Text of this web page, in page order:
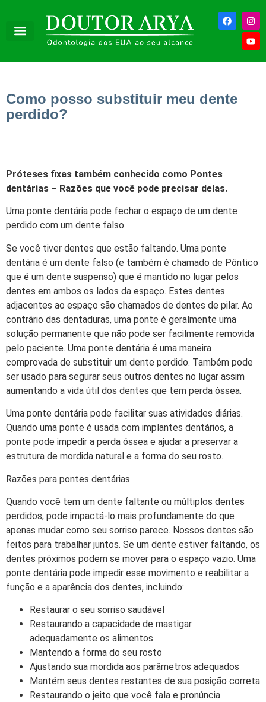
Como posso substituir meu dente
perdido?
Próteses fixas também conhecido como Pontes
dentárias – Razões que você pode precisar delas.
Uma ponte dentária pode fechar o espaço de um dente
perdido com um dente falso.
Se você tiver dentes que estão faltando. Uma ponte
dentária é um dente falso (e também é chamado de Pôntico
que é um dente suspenso) que é mantido no lugar pelos
dentes em ambos os lados da espaço. Estes dentes
adjacentes ao espaço são chamados de dentes de pilar. Ao
contrário das dentaduras, uma ponte é geralmente uma
solução permanente que não pode ser facilmente removida
pelo paciente. Uma ponte dentária é uma maneira
comprovada de substituir um dente perdido. Também pode
ser usado para segurar seus outros dentes no lugar assim
aumentando a vida útil dos dentes que tem perda óssea.
Uma ponte dentária pode facilitar suas atividades diárias.
Quando uma ponte é usada com implantes dentários, a
ponte pode impedir a perda óssea e ajudar a preservar a
estrutura de mordida natural e a forma do seu rosto.
Razões para pontes dentárias
Quando você tem um dente faltante ou múltiplos dentes
perdidos, pode impactá-lo mais profundamente do que
apenas mudar como seu sorriso parece. Nossos dentes são
feitos para trabalhar juntos. Se um dente estiver faltando, os
dentes próximos podem se mover para o espaço vazio. Uma
ponte dentária pode impedir esse movimento e reabilitar a
função e a aparência dos dentes, incluindo:
Restaurar o seu sorriso saudável
Restaurando a capacidade de mastigar
adequadamente os alimentos
Mantendo a forma do seu rosto
Ajustando sua mordida aos parâmetros adequados
Mantém seus dentes restantes de sua posição correta
Restaurando o jeito que você fala e pronúncia